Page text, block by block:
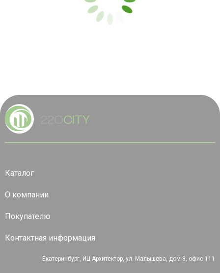
Каталог
О компании
Покупателю
Контактная информация
Екатеринбург, ИЦ Архитектор, ул. Малышева, дом 8, офис 111